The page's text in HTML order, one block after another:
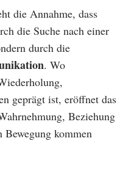
die Annahme, dass
die Suche nach einer
durch die
. Wo
geprägt ist, eröffnet das
Beziehung
kommen